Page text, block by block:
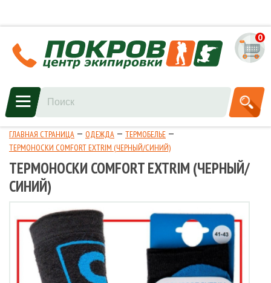
0
ГЛАВНАЯ СТРАНИЦА ОДЕЖДА
ТЕРМОБЕЛЬЕ
ТЕРМОНОСКИ COMFORT EXTRIM (ЧЕРНЫЙ/СИНИЙ)
ТЕРМОНОСКИ COMFORT EXTRIM (ЧЕРНЫЙ/
СИНИЙ)